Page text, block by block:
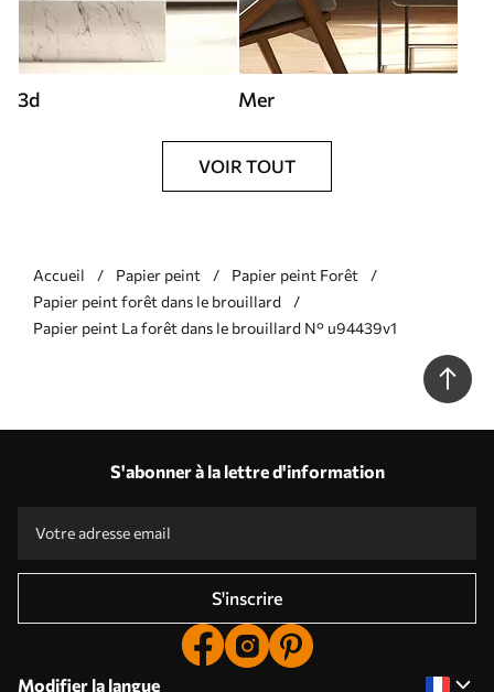
3d Mer
VOIR TOUT
Accueil Papier peint
Papier peint Forêt
Papier peint forêt dans le brouillard
Papier peint La forêt dans le brouillard N° u94439v1
S'abonner à la lettre d'information
S'inscrire
Modifier la langue